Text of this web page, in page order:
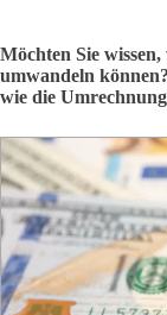
Möchten Sie
umwandeln
wie die